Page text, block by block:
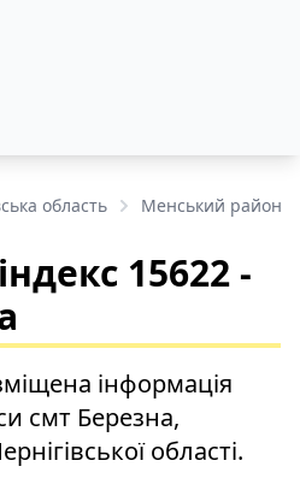
область Менський район
15622 -
інформація
смт Березна,
області.